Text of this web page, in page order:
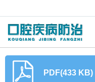
PDF(433 KB)